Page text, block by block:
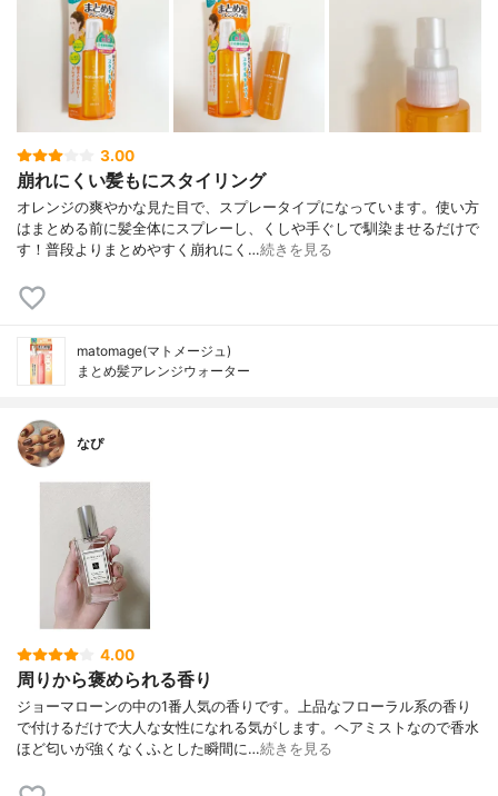
3.00
崩れにくい髪もにスタイリング
オレンジの爽やかな見た目で、スプレータイプになっています。使い方
はまとめる前に髪全体にスプレーし、くしや手ぐしで馴染ませるだけで
す！普段よりまとめやすく崩れにく…続きを見る
matomage(マトメージュ)
まとめ髪アレンジウォーター
なぴ
4.00
周りから褒められる香り
ジョーマローンの中の1番人気の香りです。上品なフローラル系の香り
で付けるだけで大人な女性になれる気がします。ヘアミストなので香水
ほど匂いが強くなくふとした瞬間に…続きを見る